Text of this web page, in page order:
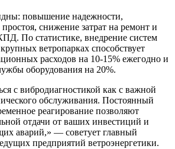
повышение надежности,
снижение затрат на ремонт и
По статистике, внедрение систем
ветропарках способствует
расходов на 10-15% ежегодно и
оборудования на 20%.
с вибродиагностикой как с важной
обслуживания. Постоянный
реагирование позволяют
отдачи от ваших инвестиций и
аварий,» — советует главный
предприятий ветроэнергетики.